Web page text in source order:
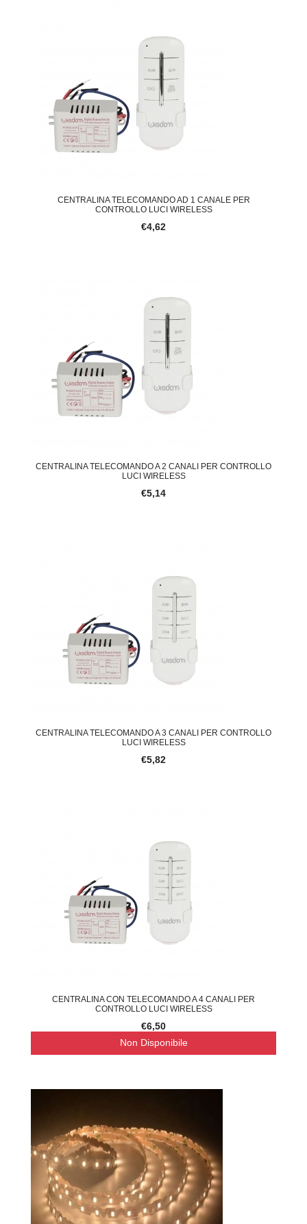
CENTRALINA TELECOMANDO AD 1 CANALE PER
CONTROLLO LUCI WIRELESS
€4,62
CENTRALINA TELECOMANDO A 2 CANALI PER CONTROLLO
LUCI WIRELESS
€5,14
CENTRALINA TELECOMANDO A 3 CANALI PER CONTROLLO
LUCI WIRELESS
€5,82
CENTRALINA CON TELECOMANDO A 4 CANALI PER
CONTROLLO LUCI WIRELESS
€6,50
Non Disponibile